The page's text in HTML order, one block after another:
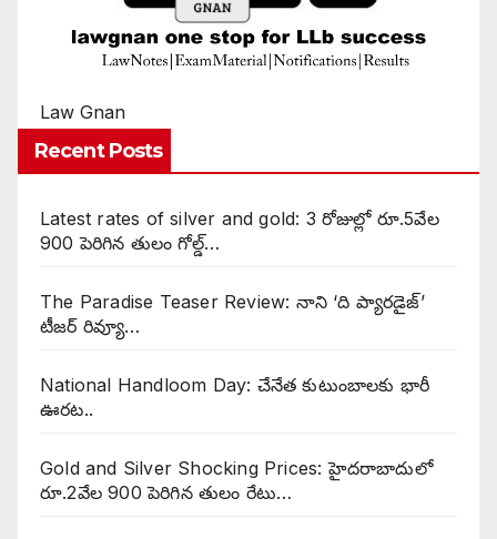
Law Gnan
Recent Posts
Latest rates of silver and gold: 3 రోజుల్లో రూ.5వేల
900 పెరిగిన తులం గోల్డ్…
The Paradise Teaser Review: నాని ‘ది ప్యారడైజ్’
టీజర్ రివ్యూ…
National Handloom Day: చేనేత కుటుంబాలకు భారీ
ఊరట..
Gold and Silver Shocking Prices: హైదరాబాదులో
రూ.2వేల 900 పెరిగిన తులం రేటు…